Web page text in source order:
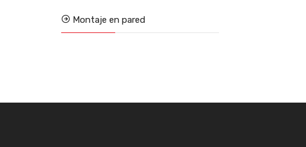
Montaje en pared